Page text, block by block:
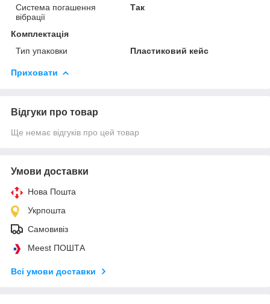
Система погашення
вібрації
Так
Комплектація
Тип упаковки
Пластиковий кейс
Приховати
Відгуки про товар
Ще немає відгуків про цей товар
Умови доставки
Нова Пошта
Укрпошта
Самовивіз
Meest ПОШТА
Всі умови доставки